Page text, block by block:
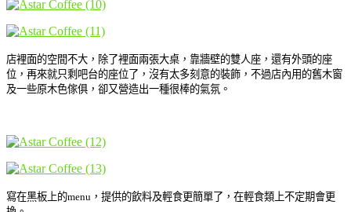
店裡面的空間不大，除了裡面兩張大桌，靠牆壁的雙人座，還有外頭的座
位，再來就只剩吧台的座位了，沒有太多刻意的裝飾，不過店內用的舊木窗
及一些原木色傢俱，卻又營造出一種很棒的氣氛。
寫在黑板上的menu，提供的飲料及輕食更簡單了，在輕食類上不定期會更